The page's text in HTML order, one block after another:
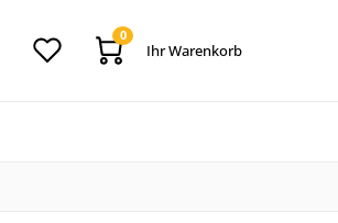
0
Ihr Warenkorb